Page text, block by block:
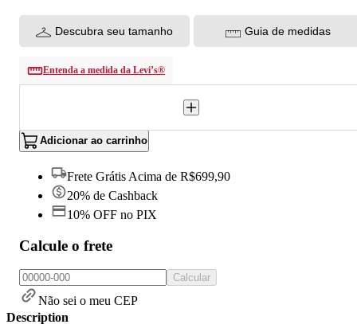
Descubra seu tamanho Guia de medidas
Entenda a medida da Levi’s®
Adicionar ao carrinho
Frete Grátis Acima de R$699,90
20% de Cashback
10% OFF no PIX
Calcule o frete
Calcular
Não sei o meu CEP
Description